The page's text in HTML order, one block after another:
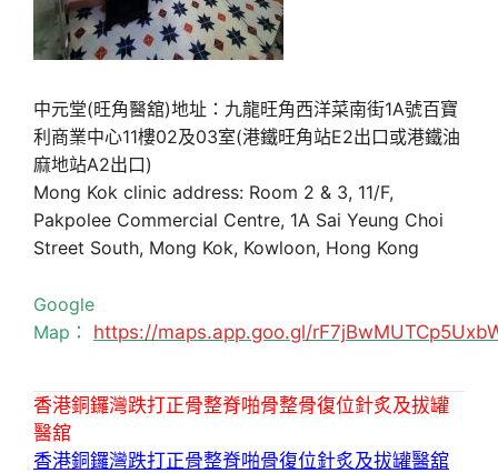
中元堂(旺角醫舘)地址：九龍旺角西洋菜南街1A號百寶
利商業中心11樓02及03室(港鐵旺角站E2出口或港鐵油
麻地站A2出口)
Mong Kok clinic address: Room 2 & 3, 11/F,
Pakpolee Commercial Centre, 1A Sai Yeung Choi
Street South, Mong Kok, Kowloon, Hong Kong
Google
Map： https://maps.app.goo.gl/
香港銅鑼灣跌打正骨整脊啪骨整骨復位針炙及拔罐
醫舘
香港銅鑼灣跌打正骨整脊啪骨復位針炙及拔罐醫舘